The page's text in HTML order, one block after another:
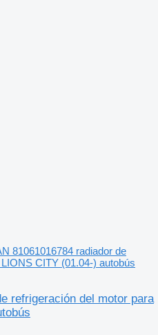
81061016784 radiador de
CITY (01.04-) autobús
refrigeración del motor para